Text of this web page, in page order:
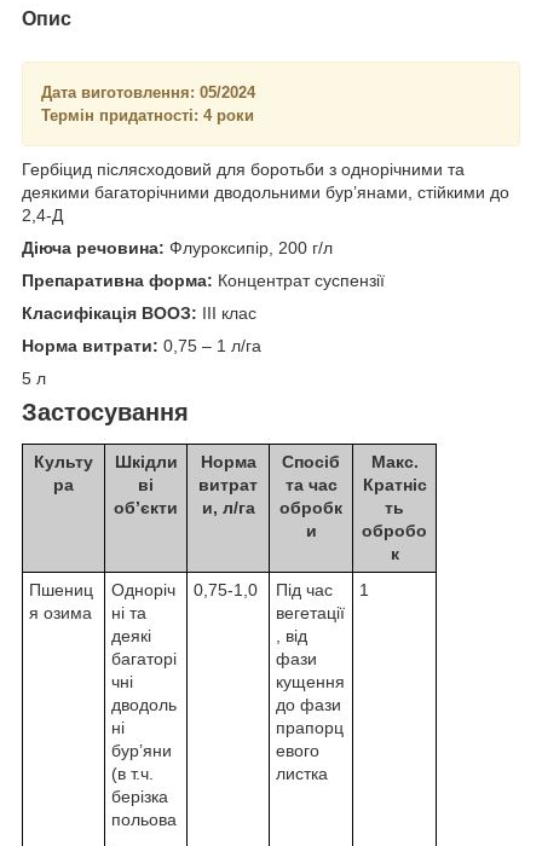
Опис
Дата виготовлення: 05/2024
Термін придатності: 4 роки
Гербіцид післясходовий для боротьби з однорічними та
деякими багаторічними дводольними бур’янами, стійкими до
2,4-Д
Діюча речовина: Флуроксипір, 200 г/л
Препаративна форма: Концентрат суспензії
Класифікація ВООЗ: ІІІ клас
Норма витрати: 0,75 – 1 л/га
5 л
Застосування
Культу
ра
Шкідли
ві
об’єкти
Норма
витрат
и, л/га
Спосіб
та час
обробк
и
Макс.
Кратніс
ть
обробо
к
Пшениц
я озима
Одноріч
ні та
деякі
багаторі
чні
дводоль
ні
бур’яни
(в т.ч.
берізка
польова
0,75-1,0
Під час
вегетації
, від
фази
кущення
до фази
прапорц
евого
листка
1